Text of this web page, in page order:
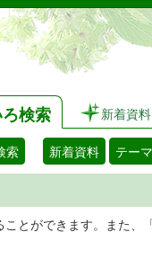
検索 新着資料
索 新着資料 テー
とができます。また